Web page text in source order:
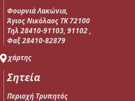
Φουρνιά Λακώνια,
Άγιος Νικόλαος ΤΚ 72100
Τηλ 28410-91103, 91102 ,
Φαξ 28410-82879
χάρτης
Σητεία
Περιοχή Τρυπητός